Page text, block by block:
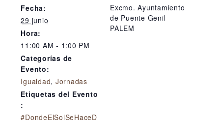
Fecha:
29 junio
Hora:
11:00 AM - 1:00 PM
Categorías de
Evento:
Igualdad, Jornadas
Etiquetas del Evento
:
#DondeElSolSeHaceD
Excmo. Ayuntamiento
de Puente Genil
PALEM